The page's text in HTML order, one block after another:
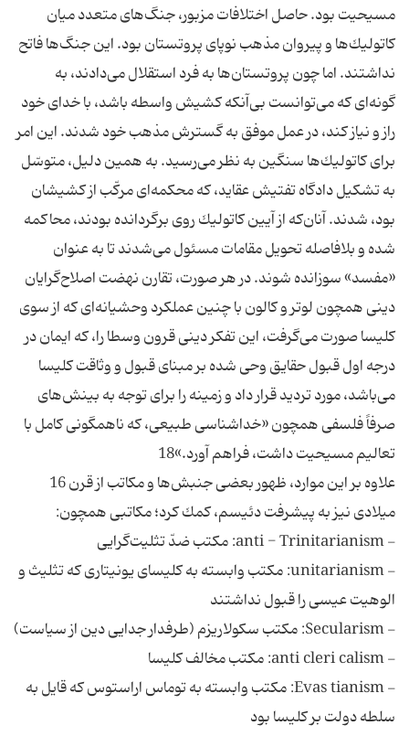
مسيحيت بود. حاصل اختلافات مزبور، جنگ‌هاى متعدد ميان
كاتوليك‌ها و پيروان مذهب نوپاى پروتستان بود. اين جنگ‌ها فاتح
نداشتند. اما چون پروتستان‌ها به فرد استقلال مى‌دادند، به
گونه‌اى كه مى‌توانست بى‌آنكه كشيش واسطه باشد، با خداى خود
راز و نياز كند، در عمل موفق به گسترش مذهب خود شدند. اين امر
براى كاتوليك‌ها سنگين به نظر مى‌رسيد. به همين دليل، متوسّل
به تشكيل دادگاه تفتيش عقايد، كه محكمه‌اى مركّب از كشيشان
بود، شدند. آنان‌كه از آيين كاتوليك روى برگردانده بودند، محاكمه
شده و بلافاصله تحويل مقامات مسئول مى‌شدند تا به عنوان
«مفسد» سوزانده شوند. در هر صورت، تقارن نهضت اصلاح‌گرايان
دينى همچون لوتر و كالون با چنين عملكرد وحشيانه‌اى كه از سوى
كليسا صورت مى‌گرفت، اين تفكر دينى قرون وسطا را، كه ايمان در
درجه اول قبول حقايق وحى شده بر مبناى قبول و وثاقت كليسا
مى‌باشد، مورد ترديد قرار داد و زمينه را براى توجه به بينش‌هاى
صرفاً فلسفى همچون «خداشناسى طبيعى، كه ناهمگونى كامل با
تعاليم مسيحيت داشت، فراهم آورد.»18
علاوه بر اين موارد، ظهور بعضى جنبش‌ها و مكاتب از قرن 16
ميلادى نيز به پيشرفت دئيسم، كمك كرد؛ مكاتبى همچون:
- anti - Trinitarianism: مكتب ضدّ تثليت‌گرايى
- unitarianism: مكتب وابسته به كليساى يونيتارى كه تثليث و
الوهيت عيسى را قبول نداشتند
- Secularism: مكتب سكولاريزم (طرفدار جدايى دين از سياست)
- anti cleri calism: مكتب مخالف كليسا
- Evas tianism: مكتب وابسته به توماس اراستوس كه قايل به
سلطه دولت بر كليسا بود